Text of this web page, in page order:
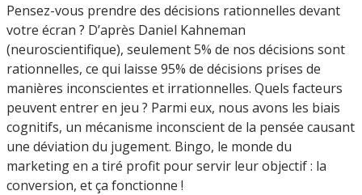
Pensez-vous prendre des décisions rationnelles devant
votre écran ? D’après Daniel Kahneman
(neuroscientifique), seulement 5% de nos décisions sont
rationnelles, ce qui laisse 95% de décisions prises de
manières inconscientes et irrationnelles. Quels facteurs
peuvent entrer en jeu ? Parmi eux, nous avons les biais
cognitifs, un mécanisme inconscient de la pensée causant
une déviation du jugement. Bingo, le monde du
marketing en a tiré profit pour servir leur objectif : la
conversion, et ça fonctionne !